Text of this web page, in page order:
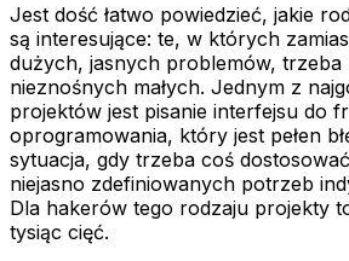
Jest dość łatwo powiedzieć, jakie
są interesujące: te, w których
dużych, jasnych problemów, trzeba
nieznośnych małych. Jednym z
projektów jest pisanie interfejsu do
oprogramowania, który jest pełen
sytuacja, gdy trzeba coś
niejasno zdefiniowanych potrzeb
Dla hakerów tego rodzaju projekty
tysiąc cięć.